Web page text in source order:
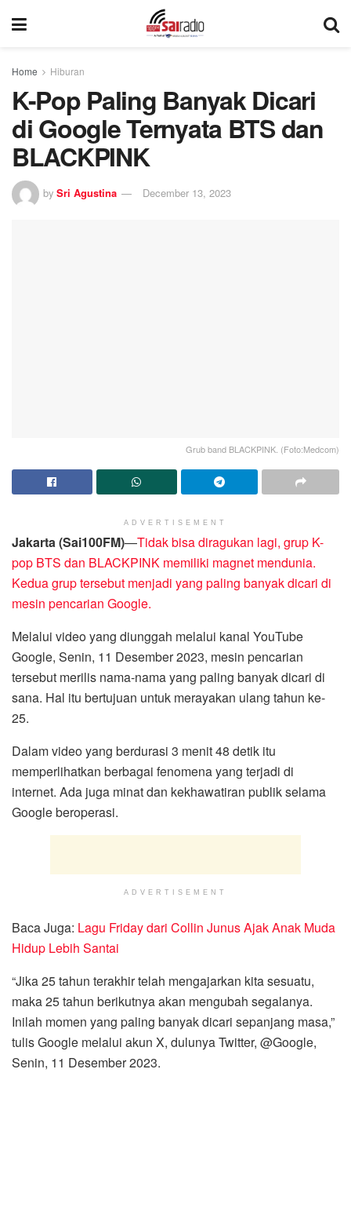
Home Hiburan
K-Pop Paling Banyak Dicari
di Google Ternyata BTS dan
BLACKPINK
by Sri Agustina December 13, 2023
Grub band BLACKPINK. (Foto:Medcom)
ADVERTISEMENT
Jakarta (Sai100FM)—Tidak bisa diragukan lagi, grup K-
pop BTS dan BLACKPINK memiliki magnet mendunia.
Kedua grup tersebut menjadi yang paling banyak dicari di
mesin pencarian Google.
Melalui video yang diunggah melalui kanal YouTube
Google, Senin, 11 Desember 2023, mesin pencarian
tersebut merilis nama-nama yang paling banyak dicari di
sana. Hal itu bertujuan untuk merayakan ulang tahun ke-
25.
Dalam video yang berdurasi 3 menit 48 detik itu
memperlihatkan berbagai fenomena yang terjadi di
internet. Ada juga minat dan kekhawatiran publik selama
Google beroperasi.
ADVERTISEMENT
Baca Juga: Lagu Friday dari Collin Junus Ajak Anak Muda
Hidup Lebih Santai
“Jika 25 tahun terakhir telah mengajarkan kita sesuatu,
maka 25 tahun berikutnya akan mengubah segalanya.
Inilah momen yang paling banyak dicari sepanjang masa,”
tulis Google melalui akun X, dulunya Twitter, @Google,
Senin, 11 Desember 2023.